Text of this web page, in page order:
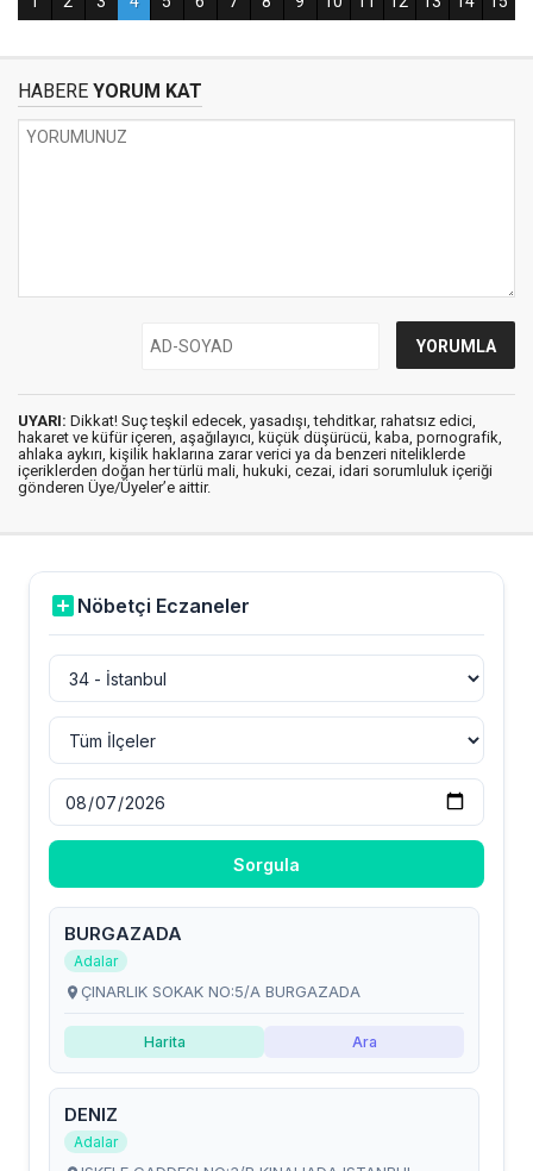
HABERE YORUM KAT
UYARI: Dikkat! Suç teşkil edecek, yasadışı, tehditkar, rahatsız edici,
hakaret ve küfür içeren, aşağılayıcı, küçük düşürücü, kaba, pornografik,
ahlaka aykırı, kişilik haklarına zarar verici ya da benzeri niteliklerde
içeriklerden doğan her türlü mali, hukuki, cezai, idari sorumluluk içeriği
gönderen Üye/Üyeler’e aittir.